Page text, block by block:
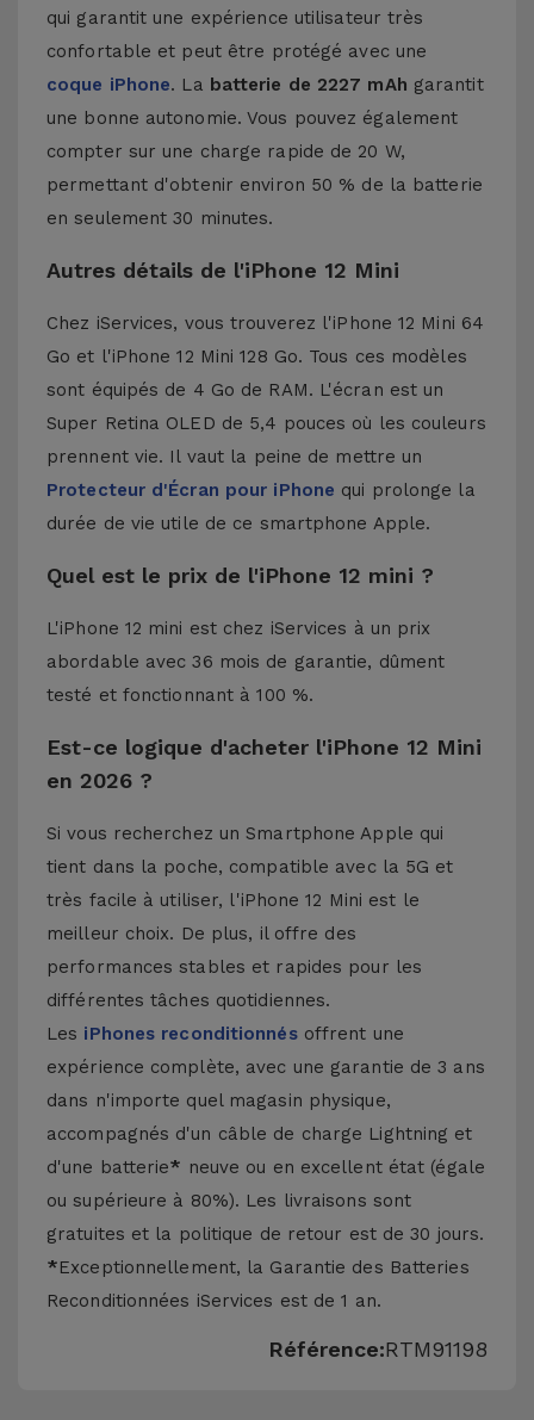
qui garantit une expérience utilisateur très
confortable et peut être protégé avec une
coque iPhone. La batterie de 2227 mAh garantit
une bonne autonomie. Vous pouvez également
compter sur une charge rapide de 20 W,
permettant d'obtenir environ 50 % de la batterie
en seulement 30 minutes.
Autres détails de l'iPhone 12 Mini
Chez iServices, vous trouverez l'iPhone 12 Mini 64
Go et l'iPhone 12 Mini 128 Go. Tous ces modèles
sont équipés de 4 Go de RAM. L'écran est un
Super Retina OLED de 5,4 pouces où les couleurs
prennent vie. Il vaut la peine de mettre un
Protecteur d'Écran pour iPhone qui prolonge la
durée de vie utile de ce smartphone Apple.
Quel est le prix de l'iPhone 12 mini ?
L'iPhone 12 mini est chez iServices à un prix
abordable avec 36 mois de garantie, dûment
testé et fonctionnant à 100 %.
Est-ce logique d'acheter l'iPhone 12 Mini
en 2026 ?
Si vous recherchez un Smartphone Apple qui
tient dans la poche, compatible avec la 5G et
très facile à utiliser, l'iPhone 12 Mini est le
meilleur choix. De plus, il offre des
performances stables et rapides pour les
différentes tâches quotidiennes.
Les iPhones reconditionnésoffrent une
expérience complète, avec une garantie de 3 ans
dans n'importe quel magasin physique,
accompagnés d'un câble de charge Lightning et
d'une batterie* neuve ou en excellent état (égale
ou supérieure à 80%). Les livraisons sont
gratuites et la politique de retour est de 30 jours.
*Exceptionnellement, la Garantie des Batteries
Reconditionnées iServices est de 1 an.
Référence:RTM91198